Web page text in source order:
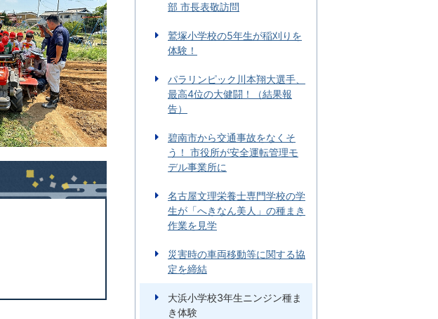
部 市長表敬訪問
鷲塚小学校の5年生が稲刈りを
体験！
パラリンピック川本翔大選手、
最高4位の大健闘！（結果報
告）
碧南市から交通事故をなくそ
う！ 市役所が安全運転管理モ
デル事業所に
名古屋文理栄養士専門学校の学
生が「へきなん美人」の種まき
作業を見学
災害時の車両移動等に関する協
定を締結
大浜小学校3年生ニンジン種ま
き体験